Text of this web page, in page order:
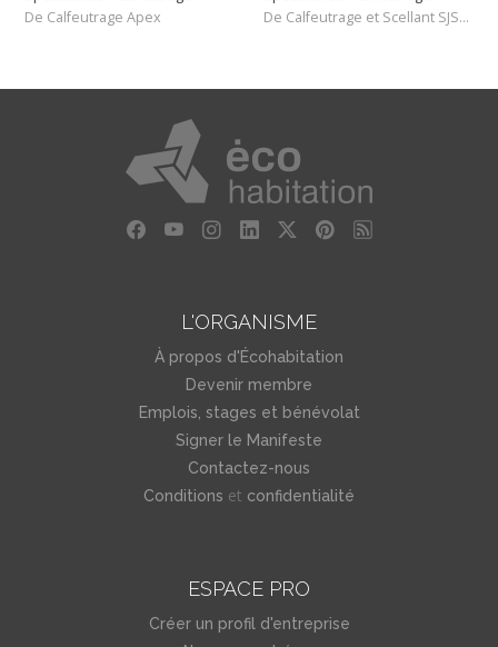
De Calfeutrage Apex
De Calfeutrage et Scellant SJSM Inc.
L'ORGANISME
À propos d'Écohabitation
Devenir membre
Emplois, stages et bénévolat
Signer le Manifeste
Contactez-nous
Conditions et confidentialité
ESPACE PRO
Créer un profil d'entreprise